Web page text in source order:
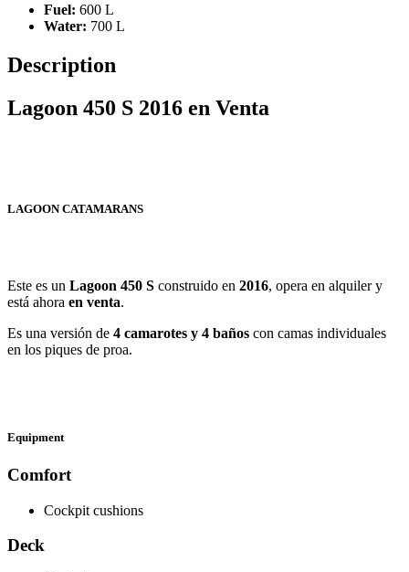
Fuel: 600 L
Water: 700 L
Description
Lagoon 450 S 2016 en Venta
LAGOON CATAMARANS
Este es un Lagoon 450 S construido en 2016, opera en alquiler y
está ahora en venta.
Es una versión de 4 camarotes y 4 baños con camas individuales
en los piques de proa.
Equipment
Comfort
Cockpit cushions
Deck